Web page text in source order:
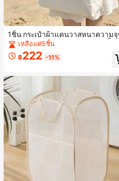
1ชิ้น กระเป๋าผ้าแคนวาสหนาความ
าดใหญ่ สไตล์ลำลอง, ด้ามจับริบบิ้นสี
สดใสที่เป็นเอกลักษณ์, สามารถสะพา
หล่หรือถือได้ (ทนทานและแข็งแรง ไ
สำหรับการเดินทาง, วันหยุด, การช้
ง, การทำงาน และโอกาสอื่นๆ, กระเป๋า
ก็บของพกพา, กระเป๋าลำลอง, ตกแต่
องนอน, กลับไปโรงเรียน
เหลือแค่5ชิ้น
฿222 -11%